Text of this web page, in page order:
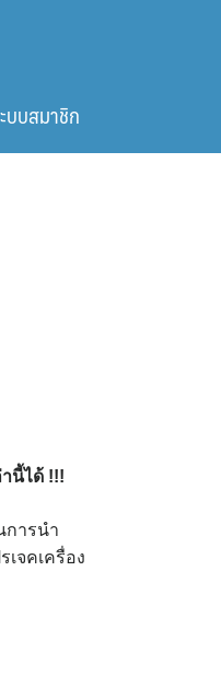
บบสมาชิก
นี้ได้ !!!
การนำ
จคเครื่อง